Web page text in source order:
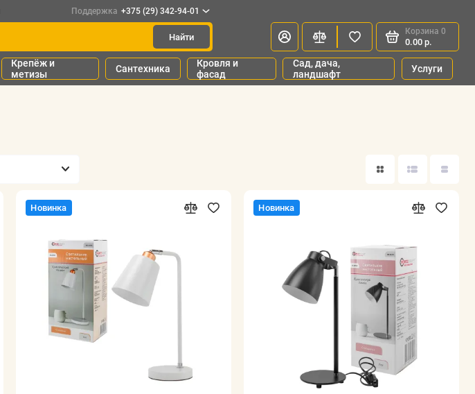
Поддержка +375 (29) 342-94-01
Найти
Корзина 0
0.00 р.
Крепёж и
метизы
Сантехника
Кровля и
фасад
Сад, дача,
ландшафт
Услуги
Новинка Новинка